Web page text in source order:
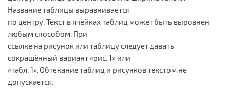
Название таблицы выравнивается
по центру. Текст в ячейках таблиц может быть выровнен
любым способом. При
ссылке на рисунок или таблицу следует давать
сокращённый вариант «рис. 1» или
«табл. 1». Обтекание таблиц и рисунков текстом не
допускается.